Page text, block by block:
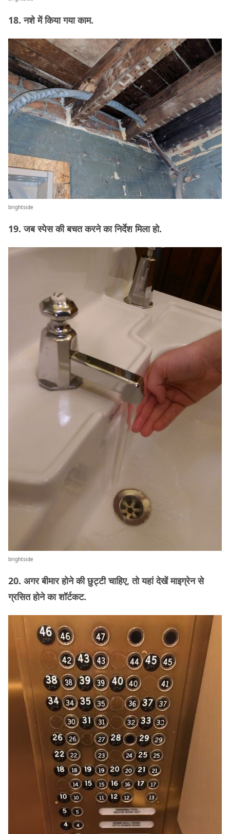
18. नशे में किया गया काम.
brightside
19. जब स्पेस की बचत करने का निर्देश मिला हो.
brightside
20. अगर बीमार होने की छुट्टी चाहिए, तो यहां देखें माइग्रेन से
ग्रसित होने का शॉर्टकट.